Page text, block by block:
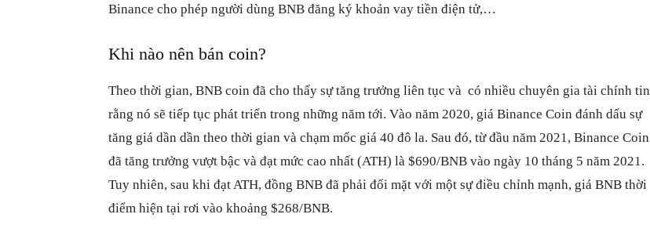
Binance cho phép người dùng BNB đăng ký khoản vay tiền điện tử,…
Khi nào nên bán coin?
Theo thời gian, BNB coin đã cho thấy sự tăng trưởng liên tục và có nhiều chuyên gia tài chính tin
rằng nó sẽ tiếp tục phát triển trong những năm tới. Vào năm 2020, giá Binance Coin đánh dấu sự
tăng giá dần dần theo thời gian và chạm mốc giá 40 đô la. Sau đó, từ đầu năm 2021, Binance Coin
đã tăng trưởng vượt bậc và đạt mức cao nhất (ATH) là $690/BNB vào ngày 10 tháng 5 năm 2021.
Tuy nhiên, sau khi đạt ATH, đồng BNB đã phải đối mặt với một sự điều chỉnh mạnh, giá BNB thời
điểm hiện tại rơi vào khoảng $268/BNB.